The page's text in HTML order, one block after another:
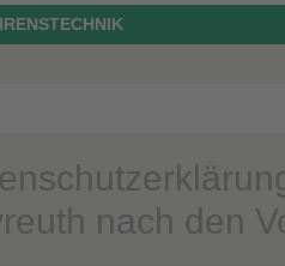
nach den